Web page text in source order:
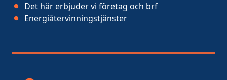
Det här erbjuder vi företag och brf
Energiåtervinningstjänster